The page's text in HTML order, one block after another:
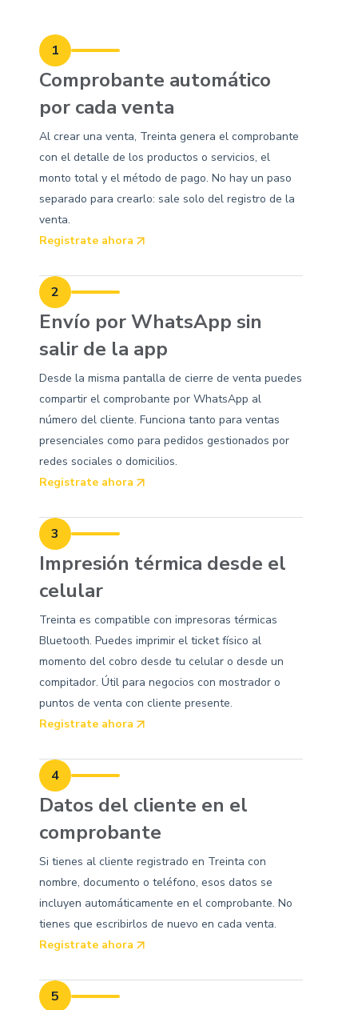
1
Comprobante automático
por cada venta
Al crear una venta, Treinta genera el comprobante
con el detalle de los productos o servicios, el
monto total y el método de pago. No hay un paso
separado para crearlo: sale solo del registro de la
venta.
Registrate ahora
2
Envío por WhatsApp sin
salir de la app
Desde la misma pantalla de cierre de venta puedes
compartir el comprobante por WhatsApp al
número del cliente. Funciona tanto para ventas
presenciales como para pedidos gestionados por
redes sociales o domicilios.
Registrate ahora
3
Impresión térmica desde el
celular
Treinta es compatible con impresoras térmicas
Bluetooth. Puedes imprimir el ticket físico al
momento del cobro desde tu celular o desde un
compitador. Útil para negocios con mostrador o
puntos de venta con cliente presente.
Registrate ahora
4
Datos del cliente en el
comprobante
Si tienes al cliente registrado en Treinta con
nombre, documento o teléfono, esos datos se
incluyen automáticamente en el comprobante. No
tienes que escribirlos de nuevo en cada venta.
Registrate ahora
5